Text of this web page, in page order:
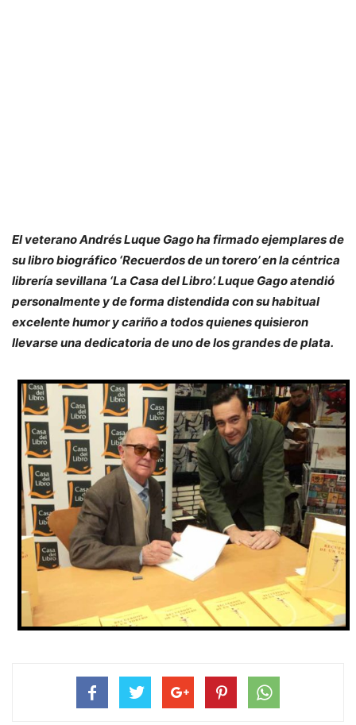
El veterano Andrés Luque Gago ha firmado ejemplares de
su libro biográfico ‘Recuerdos de un torero’ en la céntrica
librería sevillana ‘La Casa del Libro’. Luque Gago atendió
personalmente y de forma distendida con su habitual
excelente humor y cariño a todos quienes quisieron
llevarse una dedicatoria de uno de los grandes de plata.